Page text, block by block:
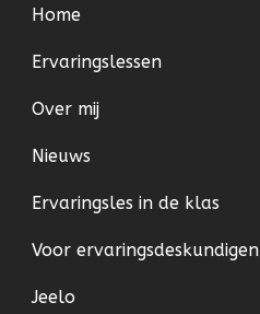
Home
Ervaringslessen
Over mij
Nieuws
Ervaringsles in de klas
Voor ervaringsdeskundigen
Jeelo